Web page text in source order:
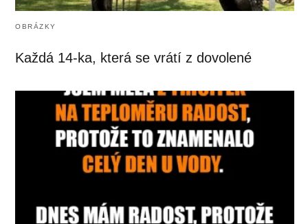
OBRÁZKY
Každá 14-ka, která se vrátí z dovolené